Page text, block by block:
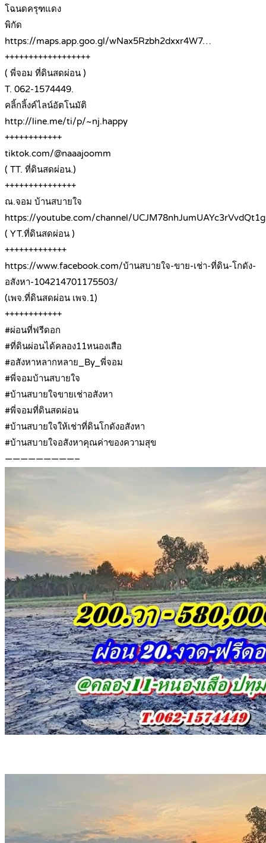
โฉนดครุฑแดง
พิกัด
https://maps.app.goo.gl/wNax5Rzbh2dxxr4W7…
++++++++++++++++++
( พี่จอม ที่ดินสดผ่อน )
T. 062-1574449.
คลิ้กลิ้งค์ไลน์อัตโนมัติ
http://line.me/ti/p/~nj.happy
++++++++++++
tiktok.com/@naaajoomm
( TT. ที่ดินสดผ่อน.)
+++++++++++++++
ณ.จอม บ้านสบายใจ
https://youtube.com/channel/UCJM78nhJumUAYc3rVvdQt1g
( YT.ที่ดินสดผ่อน )
+++++++++++++
https://www.facebook.com/บ้านสบายใจ-ขาย-เช่า-ที่ดิน-โกดัง-
อสังหา-104214701175503/
(เพจ.ที่ดินสดผ่อน เพจ.1)
++++++++++++
#ผ่อนที่ฟรีดอก
#ที่ดินผ่อนได้คลอง11หนองเสือ
#อสังหาหลากหลาย_By_พี่จอม
#พี่จอมบ้านสบายใจ
#บ้านสบายใจขายเช่าอสังหา
#พี่จอมที่ดินสดผ่อน
#บ้านสบายใจให้เช่าที่ดินโกดังอสังหา
#บ้านสบายใจอสังหาคุณค่าของความสุข
—————————–